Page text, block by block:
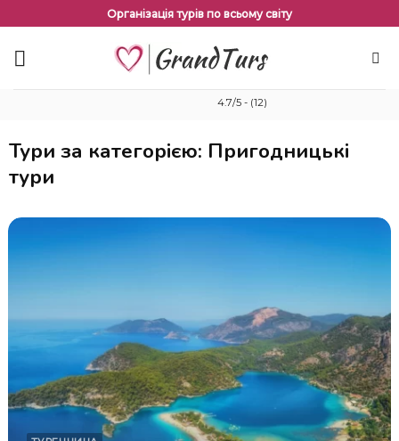
змісту
Організація турів по всьому світу
4.7/5 - (12)
Тури за категорією: Пригодницькі
тури